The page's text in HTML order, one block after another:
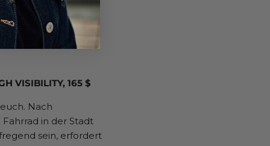
VISIBILITY, 165 $
Nach
in der Stadt
sein, erfordert